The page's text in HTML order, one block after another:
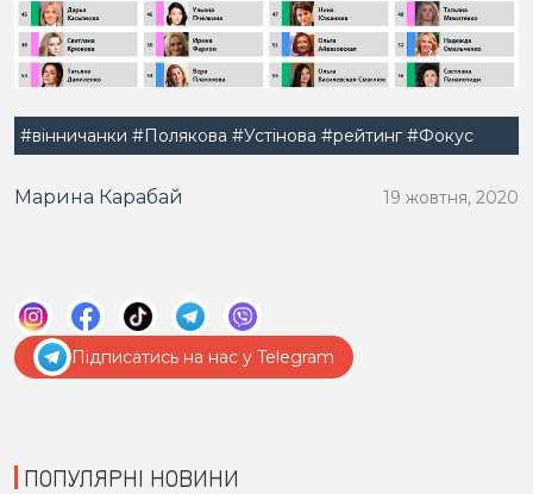
#вінничанки #Полякова #Устінова #рейтинг #Фокус
Марина Карабай 19 жовтня, 2020
Підписатись на нас у Telegram
ПОПУЛЯРНІ НОВИНИ